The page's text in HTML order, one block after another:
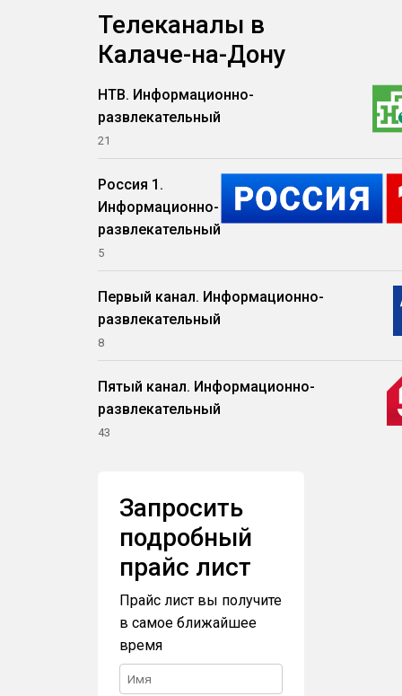
Телеканалы в
Калаче-на-Дону
НТВ. Информационно-
развлекательный
21
Россия 1.
Информационно-
развлекательный
5
Первый канал. Информационно-
развлекательный
8
Пятый канал. Информационно-
развлекательный
43
Запросить
подробный
прайс лист
Прайс лист вы получите
в самое ближайшее
время